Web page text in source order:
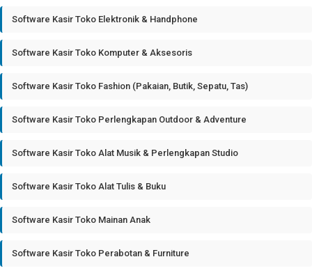
Software Kasir Toko Elektronik & Handphone
Software Kasir Toko Komputer & Aksesoris
Software Kasir Toko Fashion (Pakaian, Butik, Sepatu, Tas)
Software Kasir Toko Perlengkapan Outdoor & Adventure
Software Kasir Toko Alat Musik & Perlengkapan Studio
Software Kasir Toko Alat Tulis & Buku
Software Kasir Toko Mainan Anak
Software Kasir Toko Perabotan & Furniture